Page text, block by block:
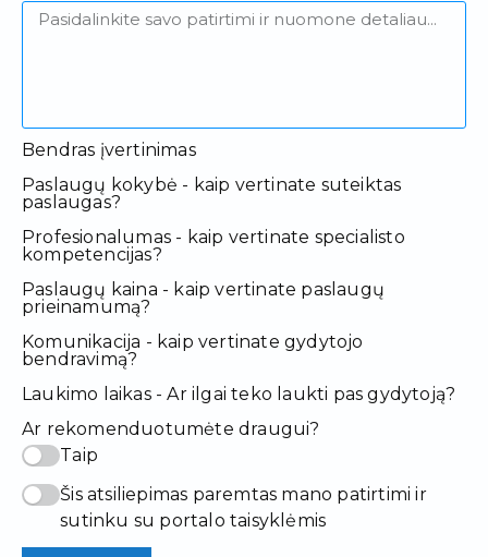
Bendras įvertinimas
Paslaugų kokybė - kaip vertinate suteiktas
paslaugas?
Profesionalumas - kaip vertinate specialisto
kompetencijas?
Paslaugų kaina - kaip vertinate paslaugų
prieinamumą?
Komunikacija - kaip vertinate gydytojo
bendravimą?
Laukimo laikas - Ar ilgai teko laukti pas gydytoją?
Ar rekomenduotumėte draugui?
Taip
Šis atsiliepimas paremtas mano patirtimi ir
sutinku su portalo taisyklėmis